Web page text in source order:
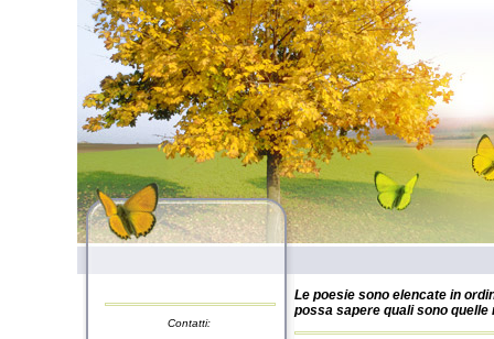
Contatti:
Le poesie sono elencate in
possa sapere quali sono